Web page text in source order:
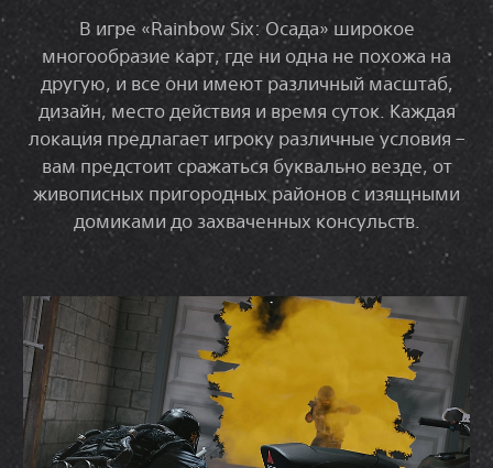
В игре «Rainbow Six: Осада» широкое
многообразие карт, где ни одна не похожа на
другую, и все они имеют различный масштаб,
дизайн, место действия и время суток. Каждая
локация предлагает игроку различные условия –
вам предстоит сражаться буквально везде, от
живописных пригородных районов с изящными
домиками до захваченных консульств.